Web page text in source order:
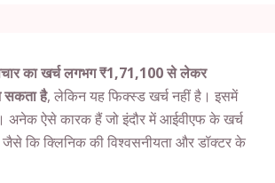
का खर्च लगभग ₹1,71,100 से लेकर
है, लेकिन यह फिक्स्ड खर्च नहीं है। इसमें
ऐसे कारक हैं जो इंदौर में आईवीएफ के खर्च
जैसे कि क्लिनिक की विश्वसनीयता और डॉक्टर के